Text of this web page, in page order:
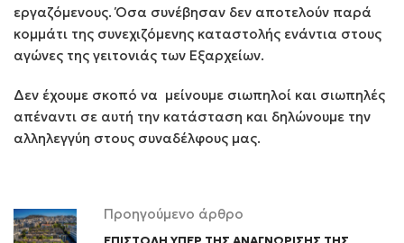
εργαζόμενους. Όσα συνέβησαν δεν αποτελούν παρά
κομμάτι της συνεχιζόμενης καταστολής ενάντια στους
αγώνες της γειτονιάς των Εξαρχείων.
Δεν έχουμε σκοπό να μείνουμε σιωπηλοί και σιωπηλές
απέναντι σε αυτή την κατάσταση και δηλώνουμε την
αλληλεγγύη στους συναδέλφους μας.
Προηγούμενο άρθρο